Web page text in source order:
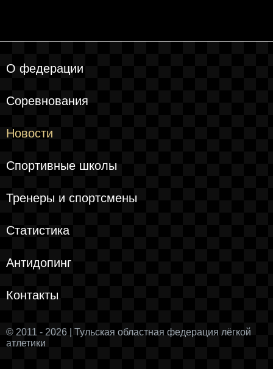
О федерации
Соревнования
Новости
Спортивные школы
Тренеры и спортсмены
Статистика
Антидопинг
Контакты
© 2011 - 2026 | Тульская областная федерация лёгкой
атлетики